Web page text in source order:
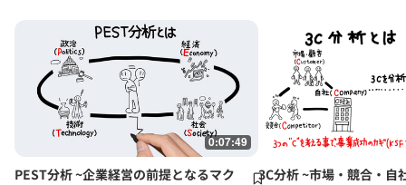
0:07:49
PEST分析 ~企業経営の前提となるマク
3C分析 ~市場・競合・自